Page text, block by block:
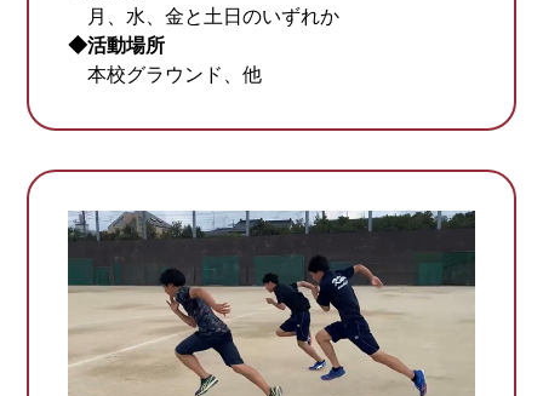
月、水、金と土日のいずれか
◆活動場所
本校グラウンド、他